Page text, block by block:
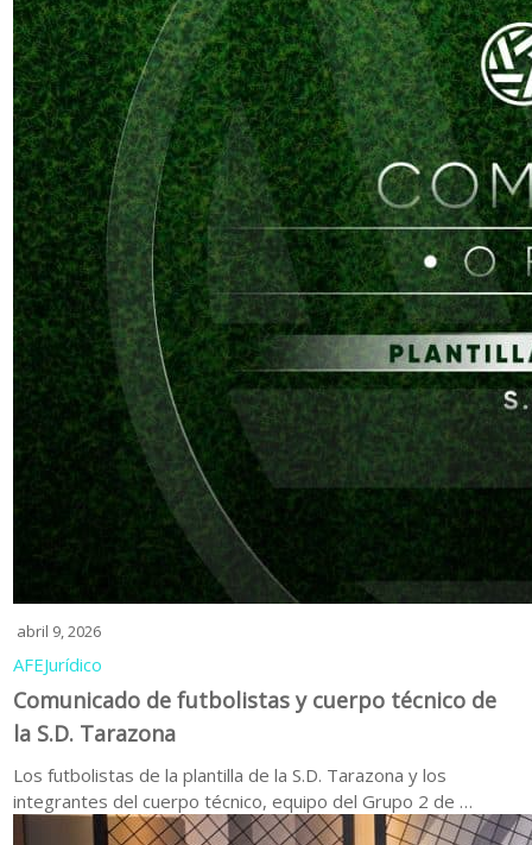
abril 9, 2026
AFEJurídico
Comunicado de futbolistas y cuerpo técnico de
la S.D. Tarazona
Los futbolistas de la plantilla de la S.D. Tarazona y los
integrantes del cuerpo técnico, equipo del Grupo 2 de …